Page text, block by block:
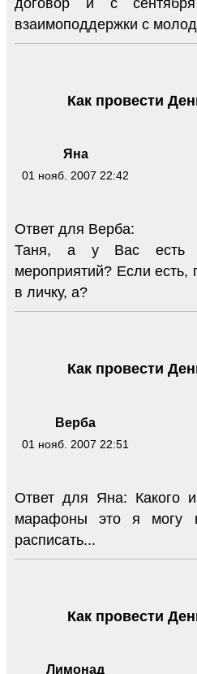
договор и с
взаимоподдержки с
Яна
01 нояб. 2007 22:42
Как провести
Ответ для Верба:
Таня, а у Вас есть
мероприятий? Если есть,
в личку, а?
Верба
01 нояб. 2007 22:51
Как провести
Ответ для Яна: Какого
марафоны это я могу
расписать...
Лимонад
Как провести